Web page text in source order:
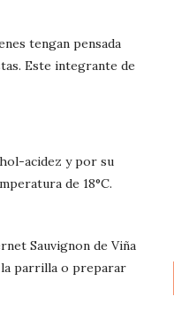
tengan pensada
Este integrante de
acidez y por su
de 18°C.
Sauvignon de Viña
la parrilla o preparar